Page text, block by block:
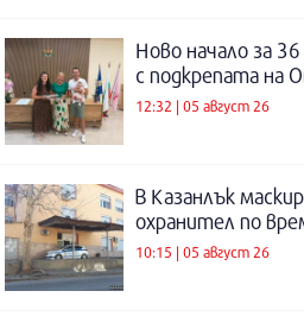
Ново начало за
с подкрепата на
12:32 | 05 август 26
В Казанлък
охранител по
10:15 | 05 август 26